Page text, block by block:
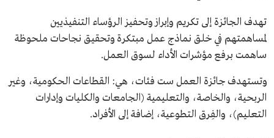
تهدف الجائزة إلى تكريم وإبراز وتحفيز الرؤساء التنفيذيين
لمساهمتهم في خلق نماذج عمل مبتكرة وتحقيق نجاحات ملحوظة
ساهمت برفع مؤشرات الأداء لسوق العمل.
وتستهدف جائزة العمل ست فئات، هي: القطاعات الحكومية، وغير
الربحية، والخاصة، والتعليمية (الجامعات والكليات وإدارات
التعليم)، والفِرق التطوعية، إضافة إلى الأفراد.